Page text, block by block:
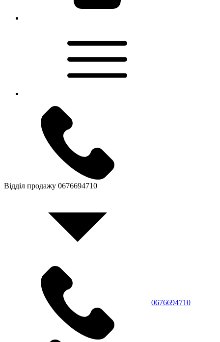
Відділ продажу 0676694710
0676694710